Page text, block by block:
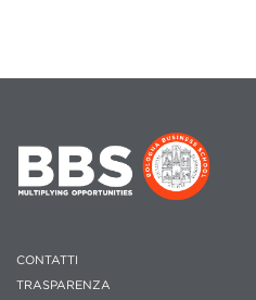
CONTATTI
TRASPARENZA